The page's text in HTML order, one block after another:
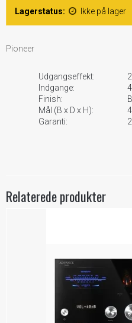
Lagerstatus: Ikke på lager
Pioneer
Udgangseffekt:
Indgange:
Finish:
Mål (B x D x H):
Garanti:
Relaterede produkter